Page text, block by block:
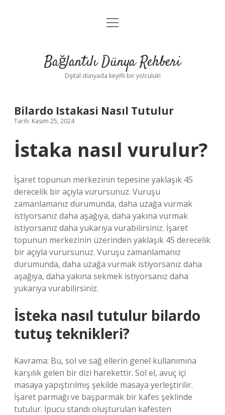
Anasayfa
Yasal Uyarı
menüyü
Bağlantılı Dünya Rehberi
Dijital dünyada keyifli bir yolculuk!
Bilardo Istakasi Nasıl Tutulur
Tarih: Kasım 25, 2024
İstaka nasıl vurulur?
İşaret topunun merkezinin tepesine yaklaşık 45
derecelik bir açıyla vurursunuz. Vuruşu
zamanlamanız durumunda, daha uzağa vurmak
istiyorsanız daha aşağıya, daha yakına vurmak
istiyorsanız daha yukarıya vurabilirsiniz. İşaret
topunun merkezinin üzerinden yaklaşık 45 derecelik
bir açıyla vurursunuz. Vuruşu zamanlamanız
durumunda, daha uzağa vurmak istiyorsanız daha
aşağıya, daha yakına sekmek istiyorsanız daha
yukarıya vurabilirsiniz.
İsteka nasıl tutulur bilardo
tutuş teknikleri?
Kavrama: Bu, sol ve sağ ellerin genel kullanımına
karşılık gelen bir dizi harekettir. Sol el, avuç içi
masaya yapıştırılmış şekilde masaya yerleştirilir.
İşaret parmağı ve başparmak bir kafes şeklinde
tutulur. İpucu standı oluşturulan kafesten